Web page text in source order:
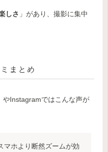
しさ 」があり、撮影に集中
まとめ
やInstagramではこんな声が
マホより断然ズームが効